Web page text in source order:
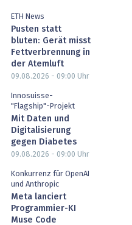
ETH News
Pusten statt
bluten: Gerät misst
Fettverbrennung in
der Atemluft
09.08.2026 - 09:00 Uhr
Innosuisse-
"Flagship"-Projekt
Mit Daten und
Digitalisierung
gegen Diabetes
09.08.2026 - 09:00 Uhr
Konkurrenz für OpenAI
und Anthropic
Meta lanciert
Programmier-KI
Muse Code